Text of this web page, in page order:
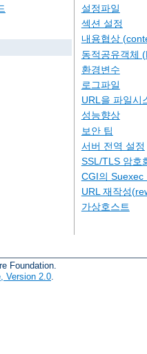
설정파일
섹션 설정
내용협상
동적공유객체
환경변수
로그파일
URL을 파일시
성능향상
보안 팁
서버 전역 설정
SSL/TLS 암호
CGI의 Suexec
URL 재작성
가상호스트
Foundation.
Version 2.0